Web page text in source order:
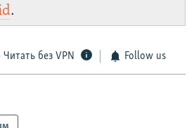
установить VPN
.
Читать без VPN Follow us